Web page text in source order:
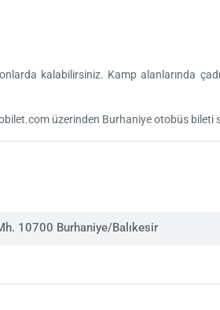
kalabilirsiniz. Kamp alanlarında
üzerinden Burhaniye otobüs bileti
10700 Burhaniye/Balıkesir